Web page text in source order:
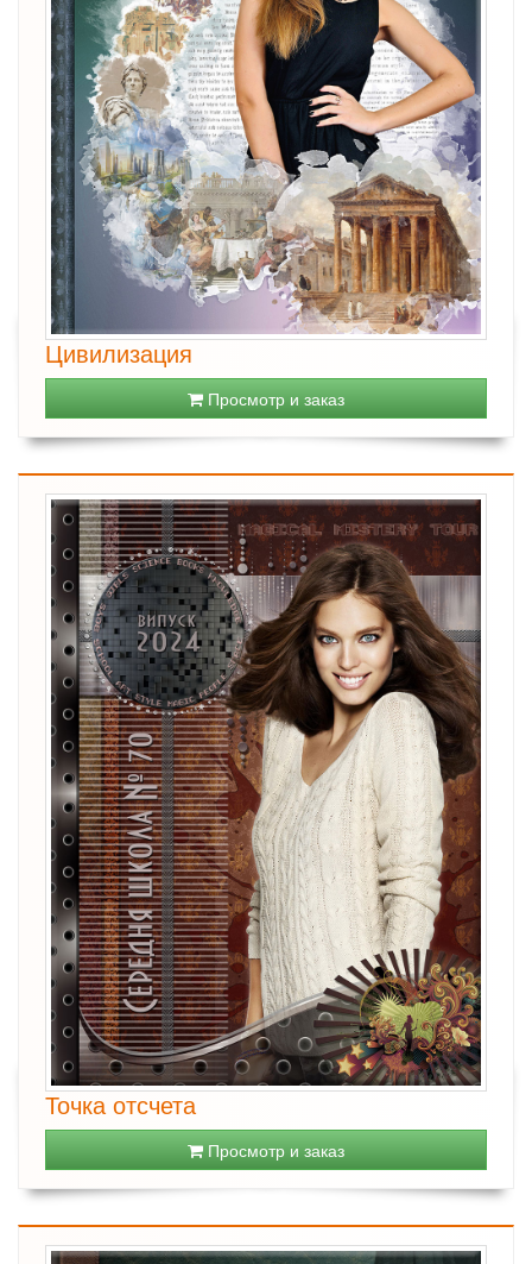
Цивилизация
Просмотр и заказ
Точка отсчета
Просмотр и заказ